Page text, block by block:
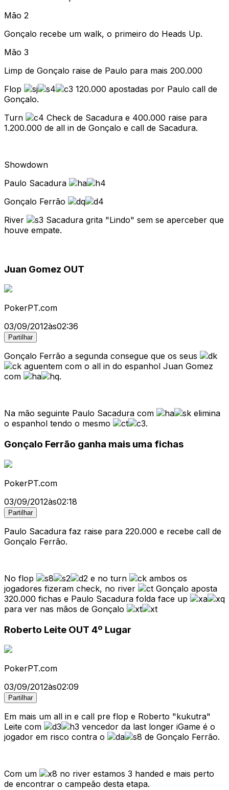
Mão 2
Gonçalo recebe um walk, o primeiro do Heads Up.
Mão 3
Limp de Gonçalo raise de Paulo para mais 200.000
Flop
120.000 apostadas por Paulo call de
Gonçalo.
Turn
Check de Sacadura e 400.000 raise para
1.200.000 de all in de Gonçalo e call de Sacadura.
Showdown
Paulo Sacadura
Gonçalo Ferrão
River
Sacadura grita "Lindo" sem se aperceber que
houve empate.
Juan Gomez OUT
PokerPT.com
03/09/2012às02:36
Partilhar
Gonçalo Ferrão a segunda consegue que os seus
aguentem com o all in do espanhol Juan Gomez
com
.
Na mão seguinte Paulo Sacadura com
elimina
o espanhol tendo o mesmo
.
Gonçalo Ferrão ganha mais uma fichas
PokerPT.com
03/09/2012às02:18
Partilhar
Paulo Sacadura faz raise para 220.000 e recebe call de
Gonçalo Ferrão.
No flop e no turn
ambos os
jogadores fizeram check, no river
Gonçalo aposta
320.000 fichas e Paulo Sacadura folda face up
para ver nas mãos de Gonçalo
Roberto Leite OUT 4º Lugar
PokerPT.com
03/09/2012às02:09
Partilhar
Em mais um all in e call pre flop e Roberto "kukutra"
Leite com
vencedor da last longer iGame é o
jogador em risco contra o
de Gonçalo Ferrão.
Com um
no river estamos 3 handed e mais perto
de encontrar o campeão desta etapa.